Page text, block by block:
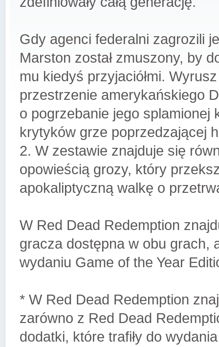
Gdy agenci federalni zagrozili
Marston został zmuszony, by
mu kiedyś przyjaciółmi.
przestrzenie amerykańskiego
o pogrzebanie jego splamionej
krytyków grze poprzedzającej
2. W zestawie znajduje się
opowieścią grozy, który
apokaliptyczną walkę o
W Red Dead Redemption
gracza dostępna w obu grach,
wydaniu Game of the Year
* W Red Dead Redemption
zarówno z Red Dead
dodatki, które trafiły do